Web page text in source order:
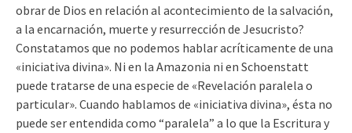
obrar de Dios en relación al acontecimiento de la salvación,
a la encarnación, muerte y resurrección de Jesucristo?
Constatamos que no podemos hablar acríticamente de una
«iniciativa divina». Ni en la Amazonia ni en Schoenstatt
puede tratarse de una especie de «Revelación paralela o
particular». Cuando hablamos de «iniciativa divina», ésta no
puede ser entendida como “paralela” a lo que la Escritura y